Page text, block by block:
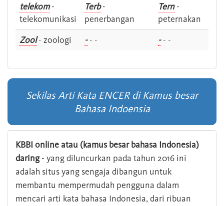
telekom-
telekomunikasi
Terb-
penerbangan
Tern-
peternakan
Zool- zoologi -- - -- -
Sekilas Arti Kata ENCER di Kamus besar
Bahasa Indoensia
KBBI online atau (kamus besar bahasa Indonesia)
daring- yang diluncurkan pada tahun 2016 ini
adalah situs yang sengaja dibangun untuk
membantu mempermudah pengguna dalam
mencari arti kata bahasa Indonesia, dari ribuan